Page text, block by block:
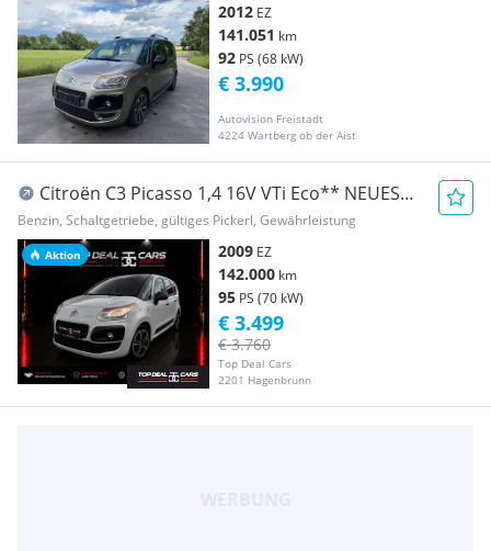
2012 EZ
141.051 km
92 PS (68 kW)
Autovision Freistadt
4224 Wartberg ob der Aist
€ 3.990
Aktion
Citroën C3 Picasso 1,4 16V VTi Eco** NEUES
PICKERL**142...
Benzin, Schaltgetriebe, gültiges Pickerl, Gewährleistung
2009 EZ
142.000 km
95 PS (70 kW)
Top Deal Cars
2201 Hagenbrunn
€ 3.760
€ 3.499